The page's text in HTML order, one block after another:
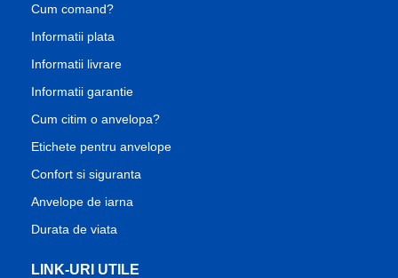
Cum comand?
Informatii plata
Informatii livrare
Informatii garantie
Cum citim o anvelopa?
Etichete pentru anvelope
Confort si siguranta
Anvelope de iarna
Durata de viata
LINK-URI UTILE